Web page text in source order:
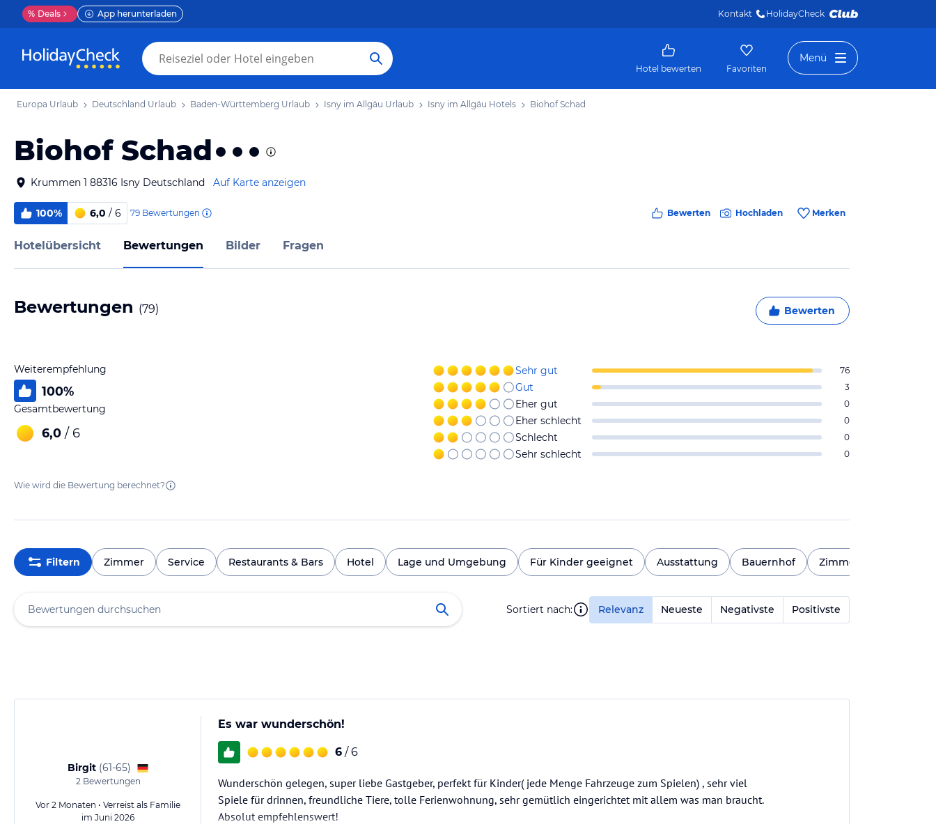
% Deals App herunterladen Kontakt HolidayCheck
Hotel bewerten Favoriten
Menü
Europa Urlaub Deutschland Urlaub Baden-Württemberg Urlaub Isny im Allgäu Urlaub Isny im Allgäu Hotels Biohof Schad
Biohof Schad
Krummen 1 88316 Isny Deutschland Auf Karte anzeigen
100% 6,0 / 6 79 Bewertungen Bewerten Hochladen Merken
Hotelübersicht Bewertungen Bilder Fragen
Bewertungen (79) Bewerten
Weiterempfehlung
100%
Gesamtbewertung
6,0 / 6
Sehr gut 76
Gut 3
Eher gut 0
Eher schlecht 0
Schlecht 0
Sehr schlecht 0
Wie wird die Bewertung berechnet?
Filtern Zimmer Service Restaurants & Bars Hotel Lage und Umgebung Für Kinder geeignet Ausstattung Bauernhof Zimmersauberkeit
Sortiert nach: Relevanz Neueste Negativste Positivste
Birgit (61-65)
2Bewertungen
Vor 2 Monaten • Verreist als Familie
im Juni 2026
Es war wunderschön!
6 / 6
Wunderschön gelegen, super liebe Gastgeber, perfekt für Kinder( jede Menge Fahrzeuge zum Spielen) , sehr viel
Spiele für drinnen, freundliche Tiere, tolle Ferienwohnung, sehr gemütlich eingerichtet mit allem was man braucht.
Absolut empfehlenswert!